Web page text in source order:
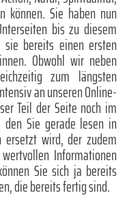
können. Sie haben nun
bis zu diesem
bereits einen ersten
Obwohl wir neben
zum längsten
an unseren Online-
Teil der Seite noch im
den Sie gerade lesen in
ersetzt wird, der zudem
Informationen
Sie sich ja bereits
die bereits fertig sind.